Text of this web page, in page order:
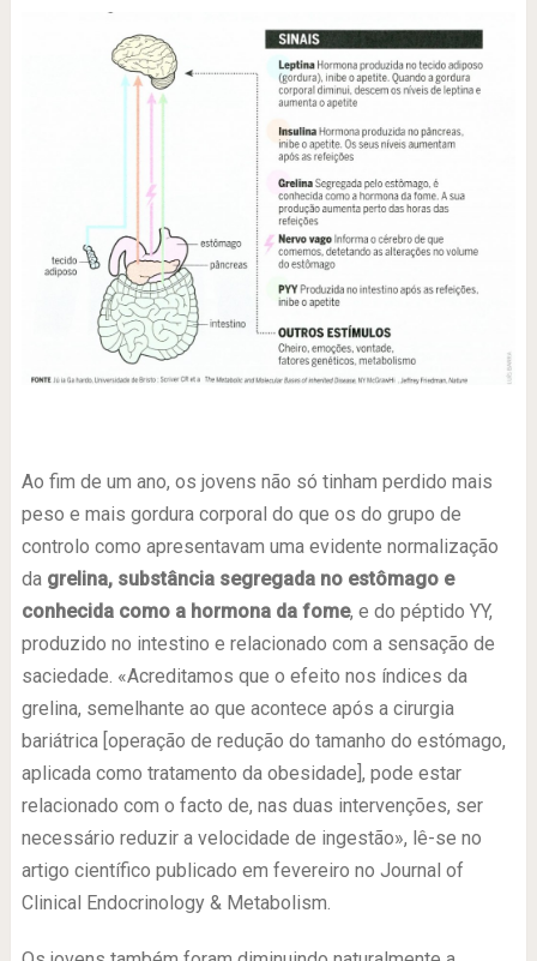
Ao fim de um ano, os jovens não só tinham perdido mais
peso e mais gordura corporal do que os do grupo de
controlo como apresentavam uma evidente normalização
da grelina, substância segregada no estômago e
conhecida como a hormona da fome, e do péptido YY,
produzido no intestino e relacionado com a sensação de
saciedade. «Acreditamos que o efeito nos índices da
grelina, semelhante ao que acontece após a cirurgia
bariátrica [operação de redução do tamanho do estómago,
aplicada como tratamento da obesidade], pode estar
relacionado com o facto de, nas duas intervenções, ser
necessário reduzir a velocidade de ingestão», lê-se no
artigo científico publicado em fevereiro no Journal of
Clinical Endocrinology & Metabolism.